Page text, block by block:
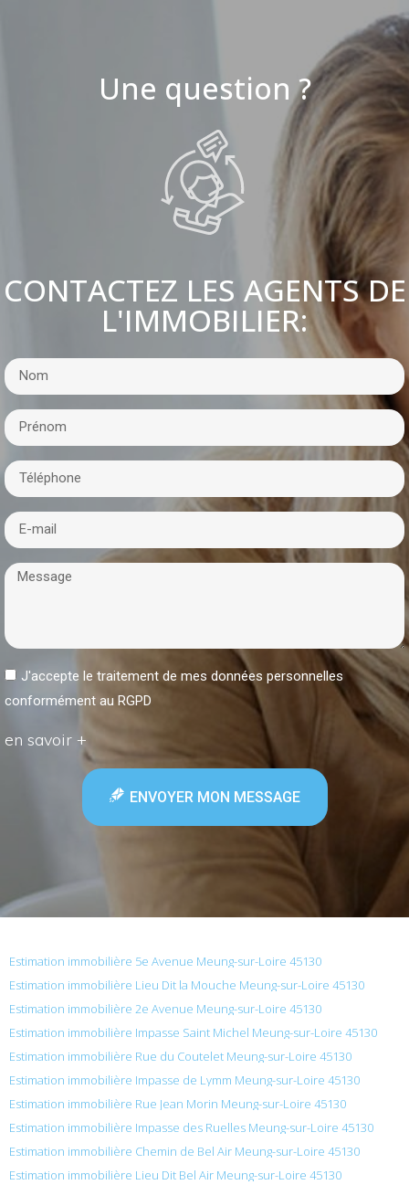
Une question ?
CONTACTEZ LES AGENTS DE
L'IMMOBILIER:
J'accepte le traitement de mes données personnelles
conformément au RGPD
en savoir +
ENVOYER MON MESSAGE
Estimation immobilière 5e Avenue Meung-sur-Loire 45130
Estimation immobilière Lieu Dit la Mouche Meung-sur-Loire 45130
Estimation immobilière 2e Avenue Meung-sur-Loire 45130
Estimation immobilière Impasse Saint Michel Meung-sur-Loire 45130
Estimation immobilière Rue du Coutelet Meung-sur-Loire 45130
Estimation immobilière Impasse de Lymm Meung-sur-Loire 45130
Estimation immobilière Rue Jean Morin Meung-sur-Loire 45130
Estimation immobilière Impasse des Ruelles Meung-sur-Loire 45130
Estimation immobilière Chemin de Bel Air Meung-sur-Loire 45130
Estimation immobilière Lieu Dit Bel Air Meung-sur-Loire 45130